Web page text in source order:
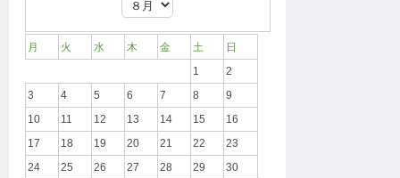
月 火 水 木 金 土
日
1
2
3
4 5 6 7 8
9
10
11 12 13 14 15
16
17
18 19 20 21 22
23
24
25 26 27 28 29
30